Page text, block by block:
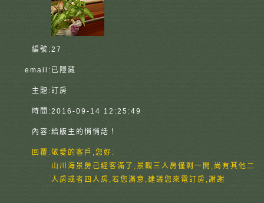
編號:27
email: 已隱藏
主題:訂房
時間:2016-09-14 12:25:49
內容:給版主的悄悄話！
回覆:敬愛的客戶,您好:
山川海景房己經客滿了,景觀三人房僅剩一間,尚有其他二
人房或者四人房,若您滿意,建議您來電訂房,謝謝